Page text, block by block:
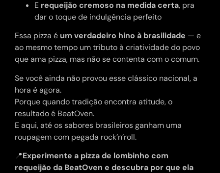
E requeijão cremoso na medida certa, pra
dar o toque de indulgência perfeito
Essa pizza é um verdadeiro hino à brasilidade — e
ao mesmo tempo um tributo à criatividade do povo
que ama pizza, mas não se contenta com o comum.
Se você ainda não provou esse clássico nacional, a
hora é agora.
Porque quando tradição encontra atitude, o
resultado é BeatOven.
E aqui, até os sabores brasileiros ganham uma
roupagem com pegada rock’n’roll.
📍Experimente a pizza de lombinho com
requeijão da BeatOven e descubra por que ela